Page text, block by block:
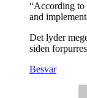
“According to
and
Det lyder
siden
Besvar